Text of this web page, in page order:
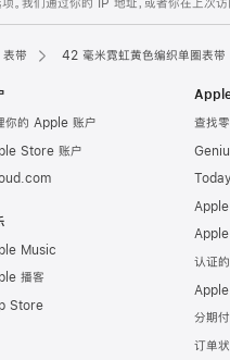
。我们通过你的 IP 地址，或者你在上次
带 42 毫米霓虹黄色编织单圈表
你的 Apple 账户
Store 账户
Music
播客
Store
查找
Apple
认证
分期
订单